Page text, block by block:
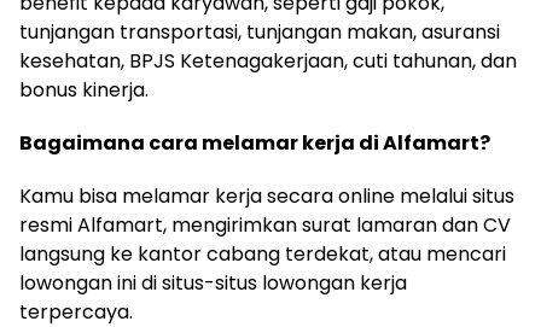
tunjangan transportasi, tunjangan makan, asuransi
kesehatan, BPJS Ketenagakerjaan, cuti tahunan, dan
bonus kinerja.
Bagaimana cara melamar kerja di Alfamart?
Kamu bisa melamar kerja secara online melalui situs
resmi Alfamart, mengirimkan surat lamaran dan CV
langsung ke kantor cabang terdekat, atau mencari
lowongan ini di situs-situs lowongan kerja
terpercaya.